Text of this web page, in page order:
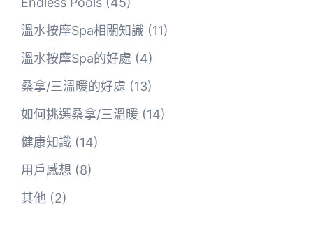
溫水按摩Spa相關知識 (11)
溫水按摩Spa的好處 (4)
桑拿/三溫暖的好處 (13)
如何挑選桑拿/三溫暖 (14)
健康知識 (14)
用戶感想 (8)
其他 (2)